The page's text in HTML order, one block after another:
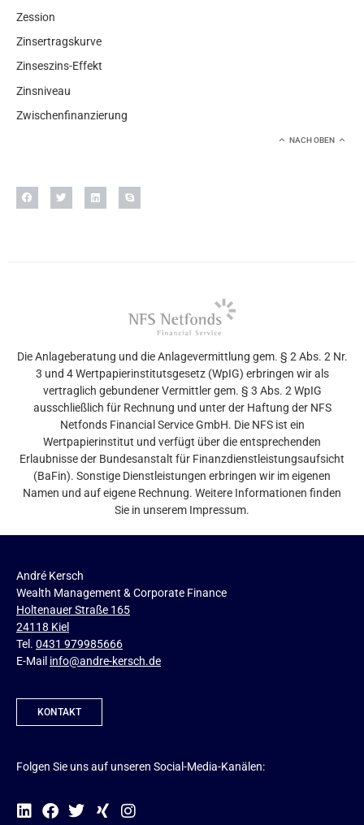
Zession
Zinsertragskurve
Zinseszins-Effekt
Zinsniveau
Zwischenfinanzierung
NACH OBEN
Die Anlageberatung und die Anlagevermittlung gem. § 2 Abs. 2 Nr.
3 und 4 Wertpapierinstitutsgesetz (WpIG) erbringen wir als
vertraglich gebundener Vermittler gem. § 3 Abs. 2 WpIG
ausschließlich für Rechnung und unter der Haftung der NFS
Netfonds Financial Service GmbH. Die NFS ist ein
Wertpapierinstitut und verfügt über die entsprechenden
Erlaubnisse der Bundesanstalt für Finanzdienstleistungsaufsicht
(BaFin). Sonstige Dienstleistungen erbringen wir im eigenen
Namen und auf eigene Rechnung. Weitere Informationen finden
Sie in unserem Impressum.
André Kersch
Wealth Management & Corporate Finance
Holtenauer Straße 165
24118 Kiel
Tel. 0431 979985666
E-Mail info@andre-kersch.de
KONTAKT
Folgen Sie uns auf unseren Social-Media-Kanälen: